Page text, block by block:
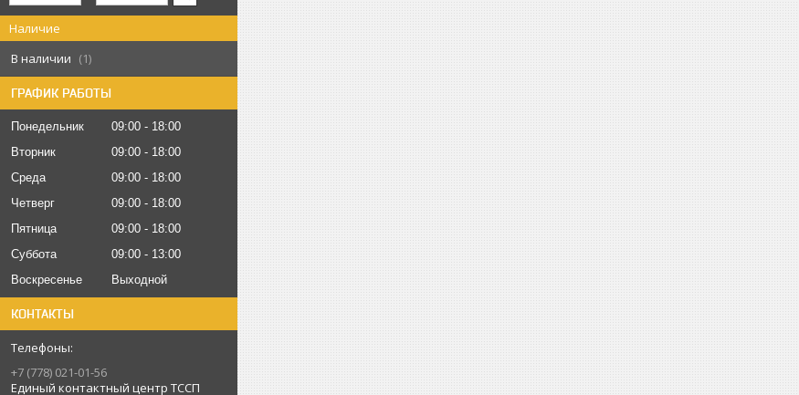
Наличие
В наличии
1
ГРАФИК РАБОТЫ
Понедельник 09:00
18:00
Вторник
09:00
18:00
Среда
09:00
18:00
Четверг
09:00
18:00
Пятница
09:00
18:00
Суббота
09:00
13:00
Воскресенье
Выходной
КОНТАКТЫ
+7 (778) 021-01-56
Единый контактный центр ТССП